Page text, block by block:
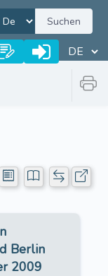
Suchen
Berlin
2009